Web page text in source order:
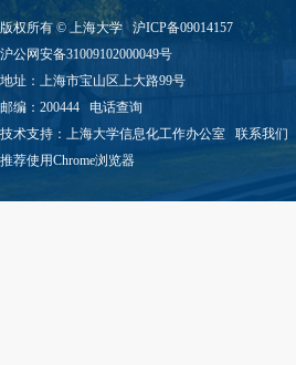
版权所有 ©上海大学
沪ICP备09014157
沪公网安备31009102000049号
地址：上海市宝山区上大路99号
邮编：200444 电话查询
技术支持： 上海大学信息化工作办公室 联系我们
推荐使用Chrome浏览器